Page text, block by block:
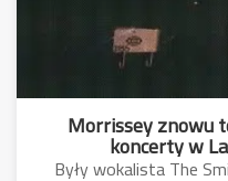
Morrissey znowu
koncerty w
Były wokalista The